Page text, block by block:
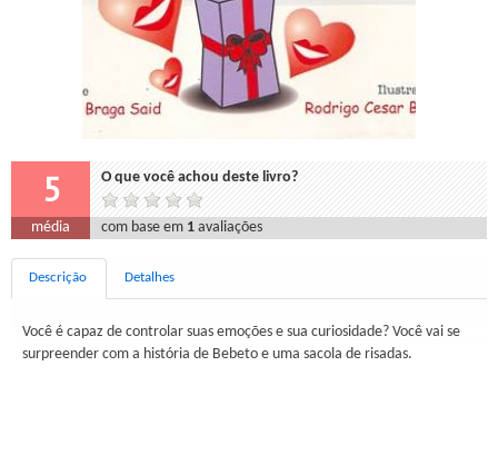
5 O que você achou deste livro?
média com base em 1 avaliações
Descrição Detalhes
Você é capaz de controlar suas emoções e sua curiosidade? Você vai se
surpreender com a história de Bebeto e uma sacola de risadas.